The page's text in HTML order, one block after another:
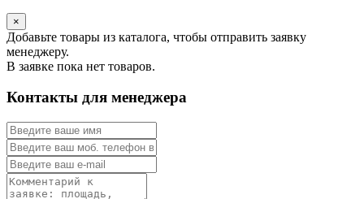
×
Добавьте товары из каталога, чтобы отправить заявку
менеджеру.
В заявке пока нет товаров.
Контакты для менеджера